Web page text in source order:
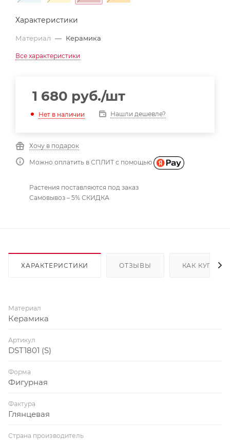
Характеристики
Материал — Керамика
Все характеристики
1 680 руб./шт
Нет в наличии Нашли дешевле?
Хочу в подарок
Можно оплатить в СПЛИТ с помощью
Растения поставляются под заказ
Самовывоз – 5% СКИДКА
ХАРАКТЕРИСТИКИ ОТЗЫВЫ КАК КУПИТЬ
Материал
Керамика
Артикул
DST1801 (S)
Форма
Фигурная
Фактура
Глянцевая
Страна производитель